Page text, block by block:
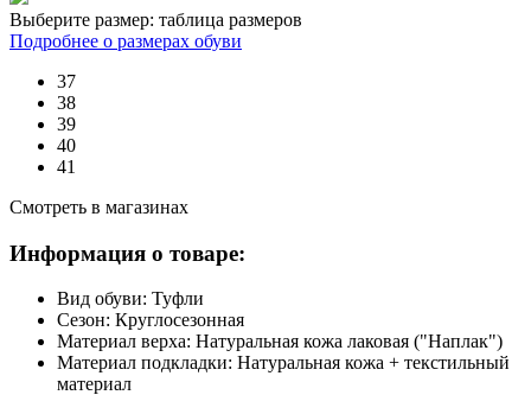
Выберите размер: таблица размеров
Подробнее о размерах обуви
37
38
39
40
41
Смотреть в магазинах
Информация о товаре:
Вид обуви: Туфли
Сезон: Круглосезонная
Материал верха: Натуральная кожа лаковая ("Наплак")
Материал подкладки: Натуральная кожа + текстильный
материал